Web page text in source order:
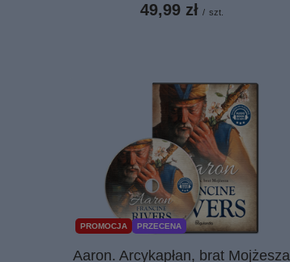
49,99 zł / szt.
PROMOCJA PRZECENA
Aaron. Arcykapłan, brat Mojżesza